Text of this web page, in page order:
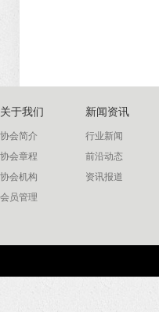
关于我们
协会简介
协会章程
协会机构
会员管理
新闻资讯
行业新闻
前沿动态
资讯报道
联系我们